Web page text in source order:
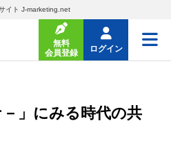
イト J-marketing.net
無料
会員登録
ログイン
－」にみる時代の共